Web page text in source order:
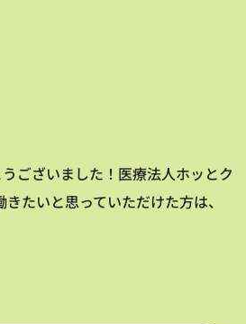
ございました！医療法人ホッとク
たいと思っていただけた方は、